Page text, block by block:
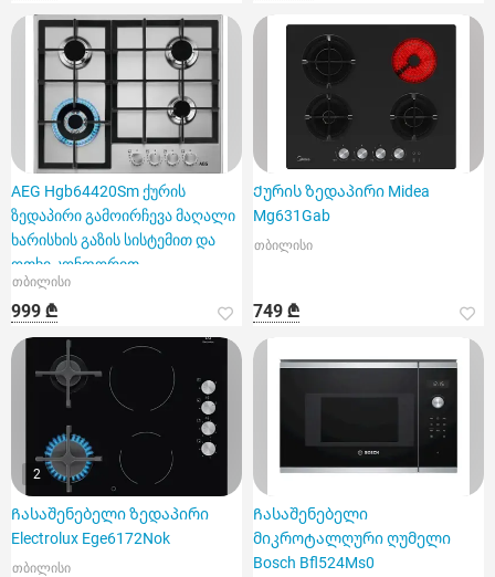
AEG Hgb64420Sm ქურის
ზედაპირი გამოირჩევა მაღალი
ხარისხის გაზის სისტემით და
ოთხი კონფორით
თბილისი
999 ₾
Ქურის ზედაპირი Midea
Mg631Gab
თბილისი
749 ₾
2
Ჩასაშენებელი ზედაპირი
Electrolux Ege6172Nok
თბილისი
Ჩასაშენებელი
მიკროტალღური ღუმელი
Bosch Bfl524Ms0